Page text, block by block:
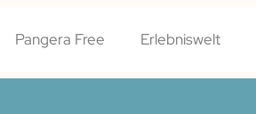
Pangera Free Erlebniswelt